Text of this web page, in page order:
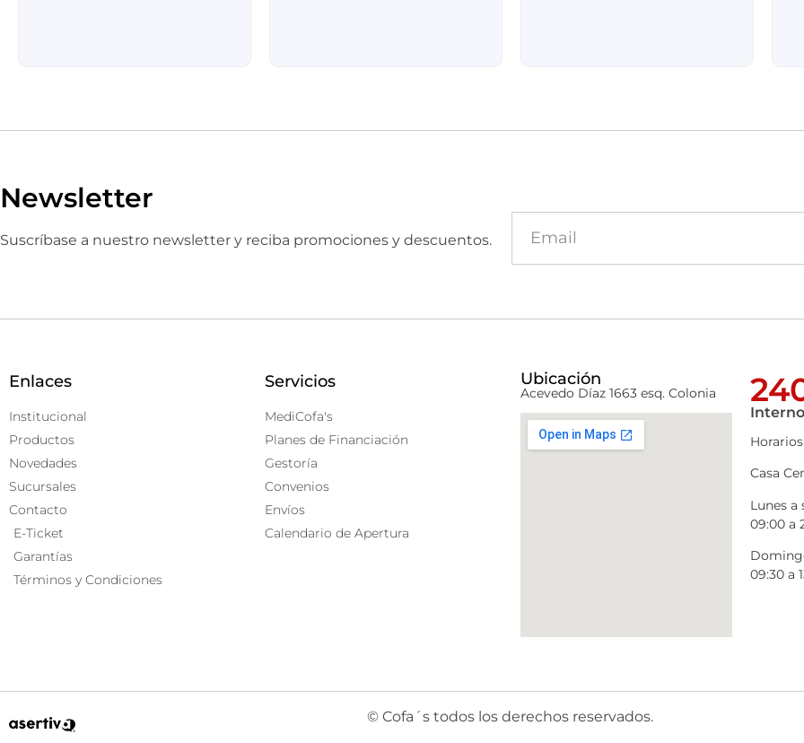
Newsletter
Suscríbase a nuestro newsletter y reciba promociones y descuentos.
Enlaces
Institucional
Productos
Novedades
Sucursales
Contacto
E-Ticket
Garantías
Términos y Condiciones
Servicios
MediCofa's
Planes de Financiación
Gestoría
Convenios
Envíos
Calendario de Apertura
Ubicación
Acevedo Díaz 1663 esq. Colonia
Horarios
Casa
Lunes a
09:00 a
09:30 a
© Cofa´s todos los derechos reservados.